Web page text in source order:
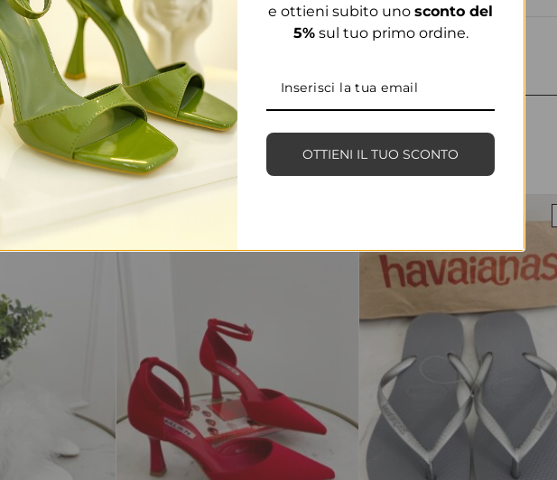
INFORMAZIONI AGGIUNTIVE
PRODOTTI CORRELATI
e ottieni subito uno sconto del
5%sul tuo primo ordine.
OTTIENI IL TUO SCONTO